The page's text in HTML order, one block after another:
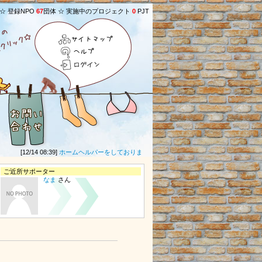
登録NPO 67団体 ☆ 実施中のプロジェクト 0 PJT
サイトマップ
ヘルプ
ログイン
[12/14 08:39]ホームヘルパーをしております。昨年度も相変わらずの事情の中、皆
ご近所サポーター
なま さん